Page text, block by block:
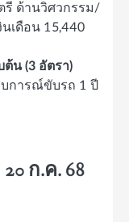
ด้านวิศวกรรม/
เดือน 15,440
น (3 อัตรา)
การณ์ขับรถ 1 ปี
ก.ค. 68